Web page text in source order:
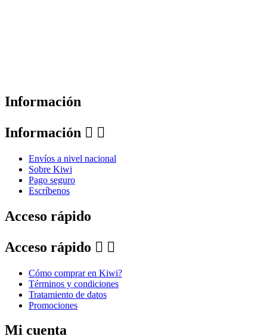
Información
Información  
Envíos a nivel nacional
Sobre Kiwi
Pago seguro
Escríbenos
Acceso rápido
Acceso rápido  
Cómo comprar en Kiwi?
Términos y condiciones
Tratamiento de datos
Promociones
Mi cuenta